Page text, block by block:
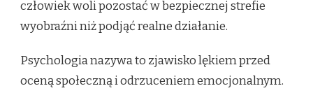
człowiek woli pozostać w bezpiecznej strefie
wyobraźni niż podjąć realne działanie.
Psychologia nazywa to zjawisko lękiem przed
oceną społeczną i odrzuceniem emocjonalnym.